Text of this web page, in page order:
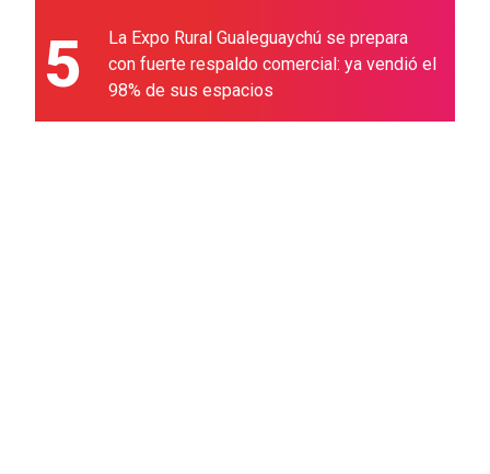
5
La Expo Rural Gualeguaychú se prepara
con fuerte respaldo comercial: ya vendió el
98% de sus espacios